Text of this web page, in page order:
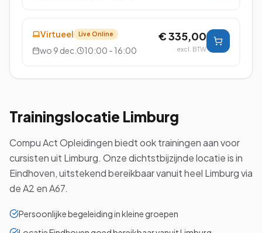
Virtueel Live Online
wo 9 dec. 10:00 - 16:00
€ 335,00
excl. BTW
Trainingslocatie Limburg
Compu Act Opleidingen biedt ook trainingen aan voor
cursisten uit Limburg. Onze dichtstbijzijnde locatie is in
Eindhoven, uitstekend bereikbaar vanuit heel Limburg via
de A2 en A67.
Persoonlijke begeleiding in kleine groepen